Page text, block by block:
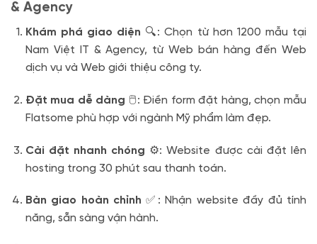
& Agency
Khám phá giao diện 🔍: Chọn từ hơn 1200 mẫu tại
Nam Việt IT & Agency, từ Web bán hàng đến Web
dịch vụ và Web giới thiệu công ty.
Đặt mua dễ dàng 🖱️: Điền form đặt hàng, chọn mẫu
Flatsome phù hợp với ngành Mỹ phẩm làm đẹp.
Cài đặt nhanh chóng ⚙️: Website được cài đặt lên
hosting trong 30 phút sau thanh toán.
Bàn giao hoàn chỉnh ✅: Nhận website đầy đủ tính
năng, sẵn sàng vận hành.